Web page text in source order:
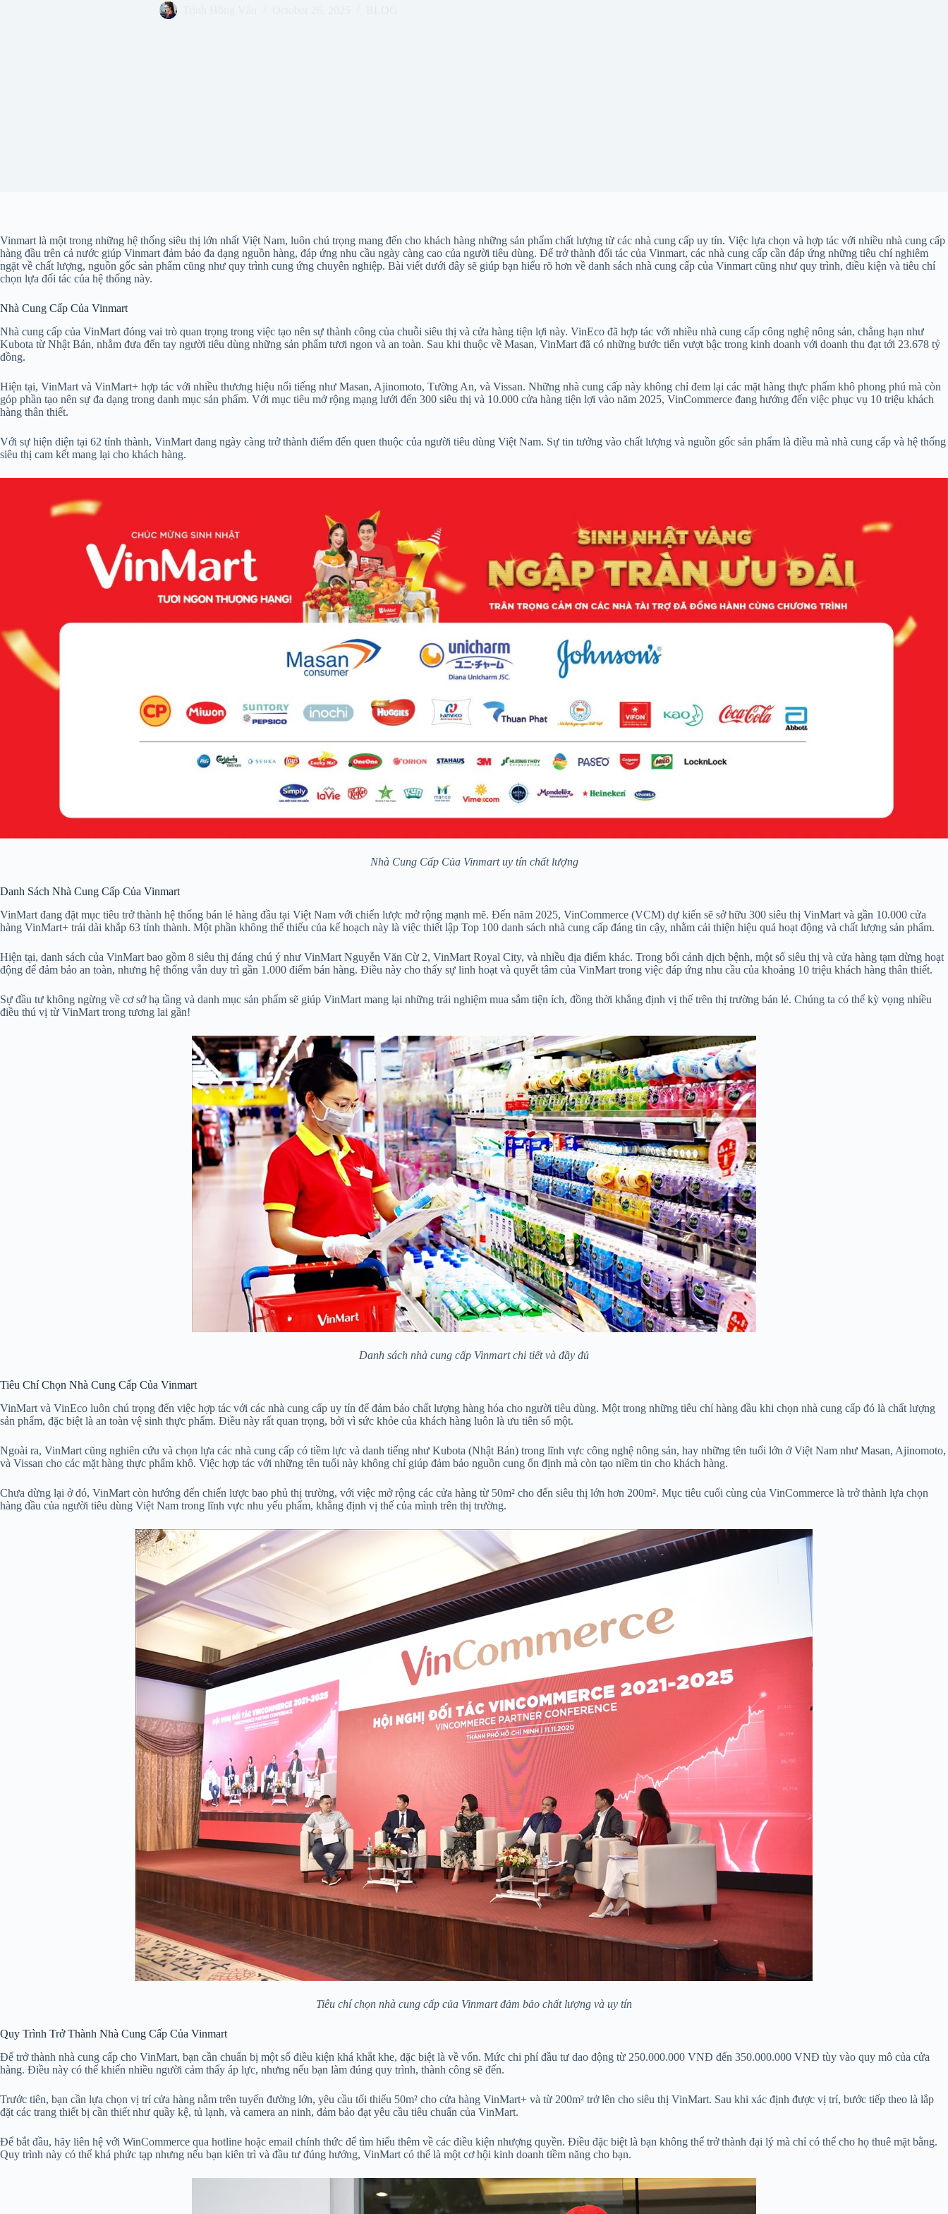
Vinmart là một trong những hệ thống siêu thị lớn nhất Việt Nam, luôn chú trọng mang đến cho khách hàng những sản phẩm chất lượng từ các nhà cung cấp uy tín. Việc lựa chọn và hợp tác với nhiều nhà cung cấp
hàng đầu trên cả nước giúp Vinmart đảm bảo đa dạng nguồn hàng, đáp ứng nhu cầu ngày càng cao của người tiêu dùng. Để trở thành đối tác của Vinmart, các nhà cung cấp cần đáp ứng những tiêu chí nghiêm
ngặt về chất lượng, nguồn gốc sản phẩm cũng như quy trình cung ứng chuyên nghiệp. Bài viết dưới đây sẽ giúp bạn hiểu rõ hơn về danh sách nhà cung cấp của Vinmart cũng như quy trình, điều kiện và tiêu chí
chọn lựa đối tác của hệ thống này.
Nhà Cung Cấp Của Vinmart
Nhà cung cấp của VinMart đóng vai trò quan trọng trong việc tạo nên sự thành công của chuỗi siêu thị và cửa hàng tiện lợi này. VinEco đã hợp tác với nhiều nhà cung cấp công nghệ nông sản, chẳng hạn như
Kubota từ Nhật Bản, nhằm đưa đến tay người tiêu dùng những sản phẩm tươi ngon và an toàn. Sau khi thuộc về Masan, VinMart đã có những bước tiến vượt bậc trong kinh doanh với doanh thu đạt tới 23.678 tỷ
đồng.
Hiện tại, VinMart và VinMart+ hợp tác với nhiều thương hiệu nổi tiếng như Masan, Ajinomoto, Tường An, và Vissan. Những nhà cung cấp này không chỉ đem lại các mặt hàng thực phẩm khô phong phú mà còn
góp phần tạo nên sự đa dạng trong danh mục sản phẩm. Với mục tiêu mở rộng mạng lưới đến 300 siêu thị và 10.000 cửa hàng tiện lợi vào năm 2025, VinCommerce đang hướng đến việc phục vụ 10 triệu khách
hàng thân thiết.
Với sự hiện diện tại 62 tỉnh thành, VinMart đang ngày càng trở thành điểm đến quen thuộc của người tiêu dùng Việt Nam. Sự tin tưởng vào chất lượng và nguồn gốc sản phẩm là điều mà nhà cung cấp và hệ thống
siêu thị cam kết mang lại cho khách hàng.
Nhà Cung Cấp Của Vinmart uy tín chất lượng
Danh Sách Nhà Cung Cấp Của Vinmart
VinMart đang đặt mục tiêu trở thành hệ thống bán lẻ hàng đầu tại Việt Nam với chiến lược mở rộng mạnh mẽ. Đến năm 2025, VinCommerce (VCM) dự kiến sẽ sở hữu 300 siêu thị VinMart và gần 10.000 cửa
hàng VinMart+ trải dài khắp 63 tỉnh thành. Một phần không thể thiếu của kế hoạch này là việc thiết lập Top 100 danh sách nhà cung cấp đáng tin cậy, nhằm cải thiện hiệu quả hoạt động và chất lượng sản phẩm.
Hiện tại, danh sách của VinMart bao gồm 8 siêu thị đáng chú ý như VinMart Nguyễn Văn Cừ 2, VinMart Royal City, và nhiều địa điểm khác. Trong bối cảnh dịch bệnh, một số siêu thị và cửa hàng tạm dừng hoạt
động để đảm bảo an toàn, nhưng hệ thống vẫn duy trì gần 1.000 điểm bán hàng. Điều này cho thấy sự linh hoạt và quyết tâm của VinMart trong việc đáp ứng nhu cầu của khoảng 10 triệu khách hàng thân thiết.
Sự đầu tư không ngừng về cơ sở hạ tầng và danh mục sản phẩm sẽ giúp VinMart mang lại những trải nghiệm mua sắm tiện ích, đồng thời khẳng định vị thế trên thị trường bán lẻ. Chúng ta có thể kỳ vọng nhiều
điều thú vị từ VinMart trong tương lai gần!
Danh sách nhà cung cấp Vinmart chi tiết và đầy đủ
Tiêu Chí Chọn Nhà Cung Cấp Của Vinmart
VinMart và VinEco luôn chú trọng đến việc hợp tác với các nhà cung cấp uy tín để đảm bảo chất lượng hàng hóa cho người tiêu dùng. Một trong những tiêu chí hàng đầu khi chọn nhà cung cấp đó là chất lượng
sản phẩm, đặc biệt là an toàn vệ sinh thực phẩm. Điều này rất quan trọng, bởi vì sức khỏe của khách hàng luôn là ưu tiên số một.
Ngoài ra, VinMart cũng nghiên cứu và chọn lựa các nhà cung cấp có tiềm lực và danh tiếng như Kubota (Nhật Bản) trong lĩnh vực công nghệ nông sản, hay những tên tuổi lớn ở Việt Nam như Masan, Ajinomoto,
và Vissan cho các mặt hàng thực phẩm khô. Việc hợp tác với những tên tuổi này không chỉ giúp đảm bảo nguồn cung ổn định mà còn tạo niềm tin cho khách hàng.
Chưa dừng lại ở đó, VinMart còn hướng đến chiến lược bao phủ thị trường, với việc mở rộng các cửa hàng từ 50m² cho đến siêu thị lớn hơn 200m². Mục tiêu cuối cùng của VinCommerce là trở thành lựa chọn
hàng đầu của người tiêu dùng Việt Nam trong lĩnh vực nhu yếu phẩm, khẳng định vị thế của mình trên thị trường.
Tiêu chí chọn nhà cung cấp của Vinmart đảm bảo chất lượng và uy tín
Quy Trình Trở Thành Nhà Cung Cấp Của Vinmart
Để trở thành nhà cung cấp cho VinMart, bạn cần chuẩn bị một số điều kiện khá khắt khe, đặc biệt là về vốn. Mức chi phí đầu tư dao động từ 250.000.000 VNĐ đến 350.000.000 VNĐ tùy vào quy mô của cửa
hàng. Điều này có thể khiến nhiều người cảm thấy áp lực, nhưng nếu bạn làm đúng quy trình, thành công sẽ đến.
Trước tiên, bạn cần lựa chọn vị trí cửa hàng nằm trên tuyến đường lớn, yêu cầu tối thiểu 50m² cho cửa hàng VinMart+ và từ 200m² trở lên cho siêu thị VinMart. Sau khi xác định được vị trí, bước tiếp theo là lắp
đặt các trang thiết bị cần thiết như quầy kệ, tủ lạnh, và camera an ninh, đảm bảo đạt yêu cầu tiêu chuẩn của VinMart.
Để bắt đầu, hãy liên hệ với WinCommerce qua hotline hoặc email chính thức để tìm hiểu thêm về các điều kiện nhượng quyền. Điều đặc biệt là bạn không thể trở thành đại lý mà chỉ có thể cho họ thuê mặt bằng.
Quy trình này có thể khá phức tạp nhưng nếu bạn kiên trì và đầu tư đúng hướng, VinMart có thể là một cơ hội kinh doanh tiềm năng cho bạn.